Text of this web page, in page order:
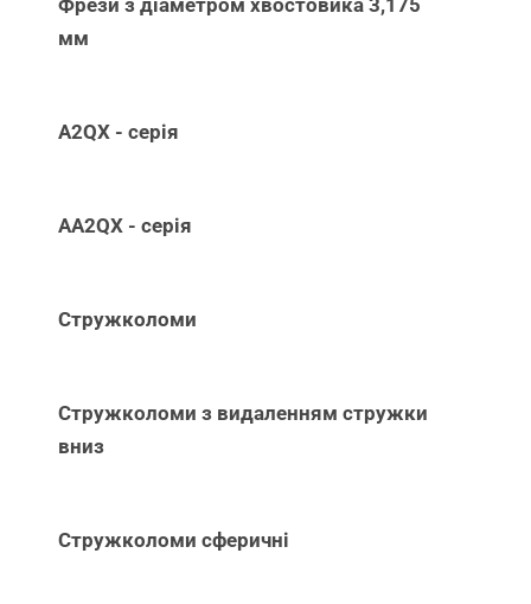
Фрези з діаметром хвостовика 3,175
мм
A2QX - серія
AA2QX - серія
Стружколоми
Стружколоми з видаленням стружки
вниз
Стружколоми сферичні